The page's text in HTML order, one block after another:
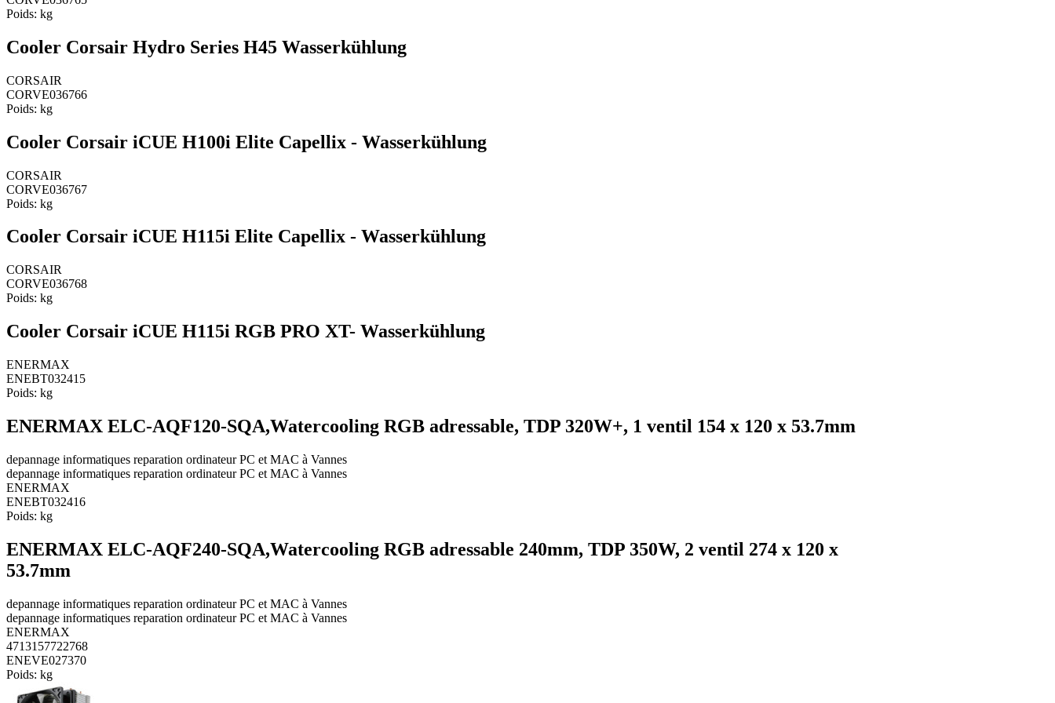
Poids: kg
Cooler Corsair Hydro Series H45 Wasserkühlung
CORSAIR
CORVE036766
Poids: kg
Cooler Corsair iCUE H100i Elite Capellix - Wasserkühlung
CORSAIR
CORVE036767
Poids: kg
Cooler Corsair iCUE H115i Elite Capellix - Wasserkühlung
CORSAIR
CORVE036768
Poids: kg
Cooler Corsair iCUE H115i RGB PRO XT- Wasserkühlung
ENERMAX
ENEBT032415
Poids: kg
ENERMAX ELC-AQF120-SQA,Watercooling RGB adressable, TDP 320W+, 1 ventil 154 x 120 x 53.7mm
depannage informatiques reparation ordinateur PC et MAC à Vannes
depannage informatiques reparation ordinateur PC et MAC à Vannes
ENERMAX
ENEBT032416
Poids: kg
ENERMAX ELC-AQF240-SQA,Watercooling RGB adressable 240mm, TDP 350W, 2 ventil 274 x 120 x
53.7mm
depannage informatiques reparation ordinateur PC et MAC à Vannes
depannage informatiques reparation ordinateur PC et MAC à Vannes
ENERMAX
4713157722768
ENEVE027370
Poids: kg